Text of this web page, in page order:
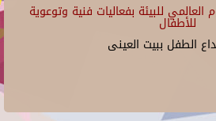
العالمي للبيئة بفعاليات فنية وتوعوية
للأطفال
الطفل ببيت العينى